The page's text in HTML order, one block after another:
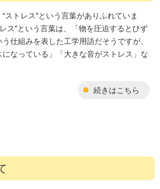
ストレス”という言葉がありふれていま
”という言葉は、「物を圧迫するとひず
仕組みを表した工学用語だそうですが、
になっている」「大きな音がストレス」な
続きはこちら